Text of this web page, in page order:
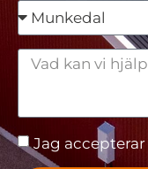
Jag accepterar